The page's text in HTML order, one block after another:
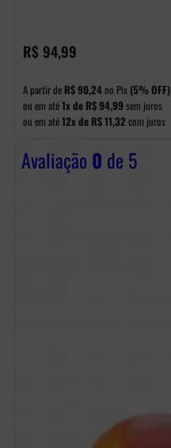
R$ 94,99
A partir de R$90,24 no Pix (5% OFF)
ou em até1x de R$94,99 sem juros
ou em até12x de R$11,32 com juros
Avaliação 0 de 5